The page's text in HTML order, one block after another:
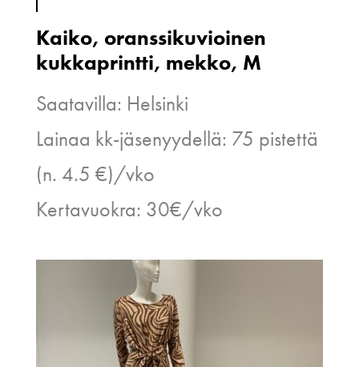
Kaiko, oranssikuvioinen
kukkaprintti, mekko, M
Saatavilla: Helsinki
Lainaa kk-jäsenyydellä: 75 pistettä
(n. 4.5 €)/vko
Kertavuokra: 30€/vko